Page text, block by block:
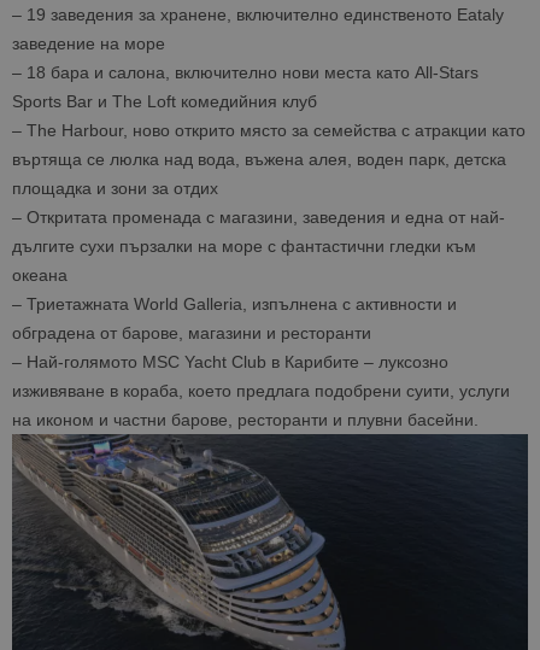
– 19 заведения за хранене, включително единственото Eataly
заведение на море
– 18 бара и салона, включително нови места като All-Stars
Sports Bar и The Loft комедийния клуб
– The Harbour, ново открито място за семейства с атракции като
въртяща се люлка над вода, въжена алея, воден парк, детска
площадка и зони за отдих
– Откритата променада с магазини, заведения и една от най-
дългите сухи пързалки на море с фантастични гледки към
океана
– Триетажната World Galleria, изпълнена с активности и
обградена от барове, магазини и ресторанти
– Най-голямото MSC Yacht Club в Карибите – луксозно
изживяване в кораба, което предлага подобрени суити, услуги
на иконом и частни барове, ресторанти и плувни басейни.